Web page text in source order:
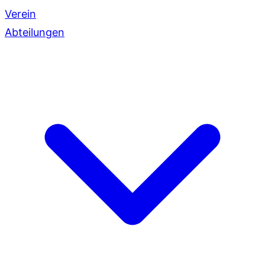
Verein
Abteilungen